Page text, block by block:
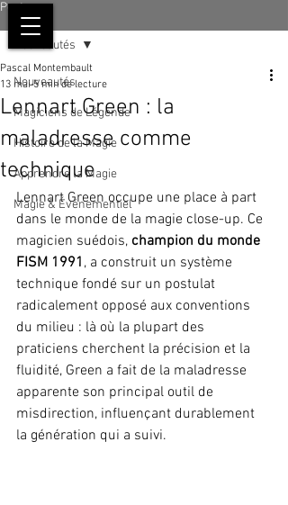
Post
Nouveautés
Magiciens de Légende
Histoire de la Magie
Apprendre la Magie
Magie & Événementiel
Nouveautés
Lennart Green : la
maladresse comme
technique
Pascal Montembault
13 mai 5 min de lecture
Lennart Green occupe une place à part
dans le monde de la magie close-up. Ce
magicien suédois, champion du monde
FISM 1991 , a construit un système
technique fondé sur un postulat
radicalement opposé aux conventions
du milieu : là où la plupart des
praticiens cherchent la précision et la
fluidité, Green a fait de la maladresse
apparente son principal outil de
misdirection, influençant durablement
la génération qui a suivi.